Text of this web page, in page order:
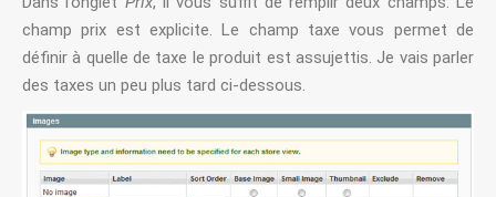
champ prix est explicite. Le champ taxe vous permet de
définir à quelle de taxe le produit est assujettis. Je vais parler
des taxes un peu plus tard ci-dessous.